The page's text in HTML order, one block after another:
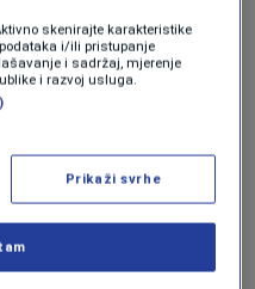
što su
bilo agencija pa
internacionalno,
Mihaela Sirbu iz
Dana Rogoz,
i Dora
skenirajte karakteristike
i/ili pristupanje
i sadržaj, mjerenje
i razvoj usluga.
Prikaži svrhe